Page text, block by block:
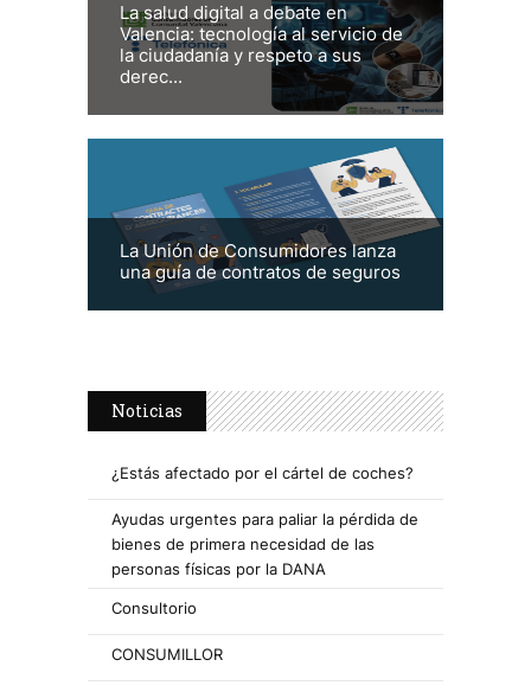
La salud digital a debate en
Valencia: tecnología al servicio de
la ciudadanía y respeto a sus
derec...
La Unión de Consumidores lanza
una guía de contratos de seguros
Noticias
¿Estás afectado por el cártel de coches?
Ayudas urgentes para paliar la pérdida de
bienes de primera necesidad de las
personas físicas por la DANA
Consultorio
CONSUMILLOR